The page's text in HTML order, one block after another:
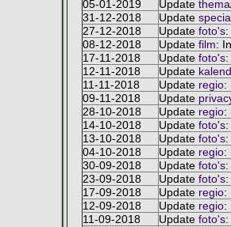
05-01-2019
Update
31-12-2018
Update
27-12-2018
Update foto's:
08-12-2018
Update film:
17-11-2018
Update foto's:
12-11-2018
Update
11-11-2018
Update regio:
09-11-2018
Update
28-10-2018
Update regio:
14-10-2018
Update foto's:
13-10-2018
Update foto's:
04-10-2018
Update regio:
30-09-2018
Update foto's:
23-09-2018
Update foto's:
17-09-2018
Update regio:
12-09-2018
Update regio:
11-09-2018
Update foto's: